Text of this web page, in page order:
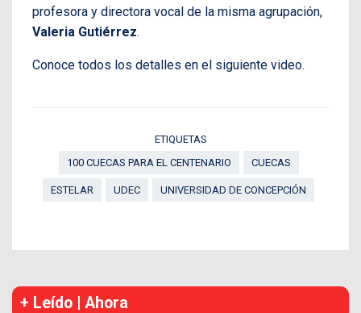
profesora y directora vocal de la misma agrupación,
Valeria Gutiérrez.
Conoce todos los detalles en el siguiente video.
ETIQUETAS
100 CUECAS PARA EL CENTENARIO
CUECAS
ESTELAR UDEC UNIVERSIDAD DE CONCEPCIÓN
+ Leído | Ahora